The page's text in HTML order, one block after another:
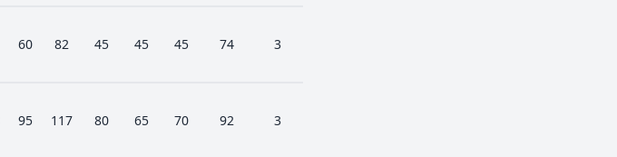
60 82 45 45 45 74 3
95 117 80 65 70 92 3